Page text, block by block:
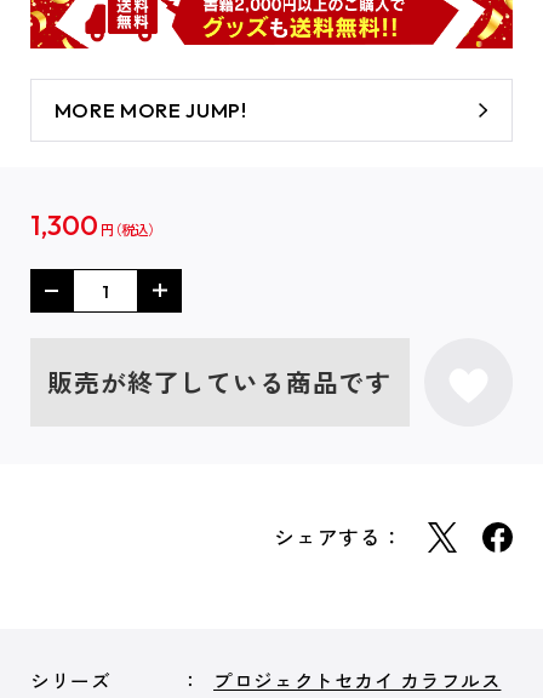
MORE MORE JUMP!
1,300 円
販売が終了している商品です
シェアする：
シリーズ
プロジェクトセカイ カラフルス